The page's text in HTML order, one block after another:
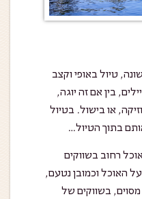
טיול באופי וקצב
בין אם זה יוגה,
או בישול. בטיול
בתוך הטיול…
רחוב בשווקים
האוכל וכמובן נטעם,
בשווקים של